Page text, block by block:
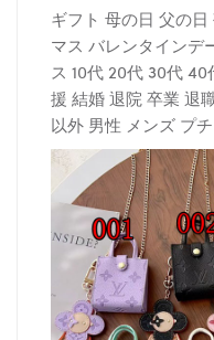
ギフト 母の日 父の
マス バレンタインデ
ス 10代 20代 30代
援 結婚 退院 卒業 退
以外 男性 メンズ プチ